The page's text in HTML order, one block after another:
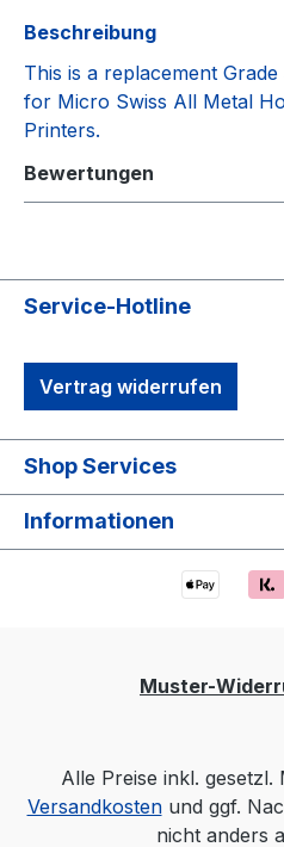
Beschreibung
This is a replacement
for Micro Swiss All Metal
Printers.
Bewertungen
Service-Hotline
Vertrag widerrufen
Shop Services
Informationen
Muster-
Alle Preise inkl.
Versandkostenund ggf.
nicht anders